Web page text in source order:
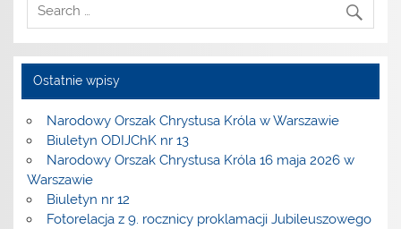
Ostatnie wpisy
Narodowy Orszak Chrystusa Króla w Warszawie
Biuletyn ODIJChK nr 13
Narodowy Orszak Chrystusa Króla 16 maja 2026 w
Warszawie
Biuletyn nr 12
Fotorelacja z 9. rocznicy proklamacji Jubileuszowego